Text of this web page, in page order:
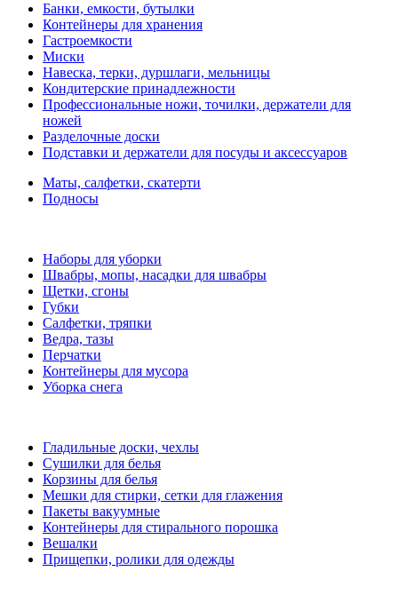
Банки, емкости, бутылки
Контейнеры для хранения
Гастроемкости
Миски
Навеска, терки, дуршлаги, мельницы
Кондитерские принадлежности
Профессиональные ножи, точилки, держатели для
ножей
Разделочные доски
Подставки и держатели для посуды и аксессуаров
Маты, салфетки, скатерти
Подносы
Наборы для уборки
Швабры, мопы, насадки для швабры
Щетки, сгоны
Губки
Салфетки, тряпки
Ведра, тазы
Перчатки
Контейнеры для мусора
Уборка снега
Гладильные доски, чехлы
Сушилки для белья
Корзины для белья
Мешки для стирки, сетки для глажения
Пакеты вакуумные
Контейнеры для стирального порошка
Вешалки
Прищепки, ролики для одежды